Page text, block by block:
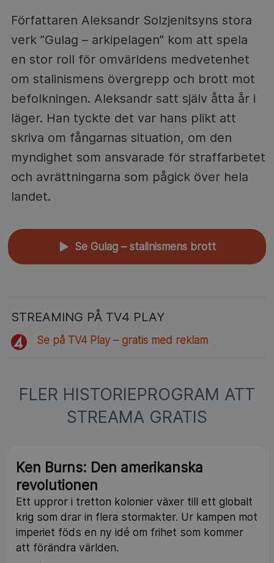
Författaren Aleksandr Solzjenitsyns stora
verk ”Gulag – arkipelagen” kom att spela
en stor roll för omvärldens medvetenhet
om stalinismens övergrepp och brott mot
befolkningen. Aleksandr satt själv åtta år i
läger. Han tyckte det var hans plikt att
skriva om fångarnas situation, om den
myndighet som ansvarade för straffarbetet
och avrättningarna som pågick över hela
landet.
▲ Se Gulag – stalinismens brott
STREAMING PÅ TV4 PLAY
Se på TV4 Play – gratis med reklam
FLER HISTORIEPROGRAM ATT
STREAMA GRATIS
Ken Burns: Den amerikanska
revolutionen
Ett uppror i tretton kolonier växer till ett globalt
krig som drar in flera stormakter. Ur kampen mot
imperiet föds en ny idé om frihet som kommer
att förändra världen.